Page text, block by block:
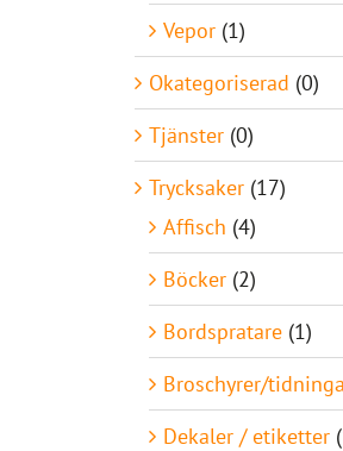
Vepor (1)
Okategoriserad (0)
Tjänster (0)
Trycksaker (17)
Affisch (4)
Böcker (2)
Bordspratare (1)
Broschyrer/
Dekaler / etiketter